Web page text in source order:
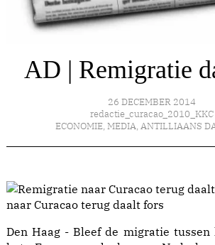
AD | Remigratie
26 DECEMBER 2014
redactie_curacao_2010_KKC
ECONOMIE, MEDIA, ANTILLIAANS
naar Curacao terug daalt fors
Den Haag - Bleef de migratie tussen